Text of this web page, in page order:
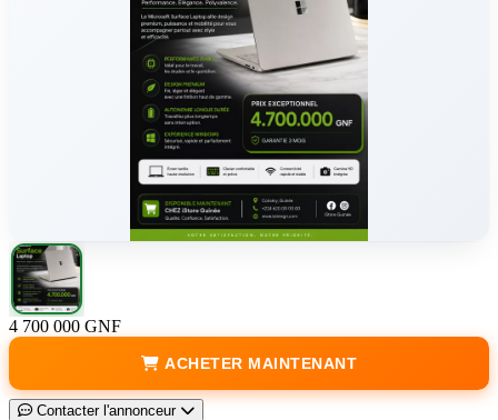
4 700 000 GNF
ACHETER MAINTENANT
Contacter l'annonceur